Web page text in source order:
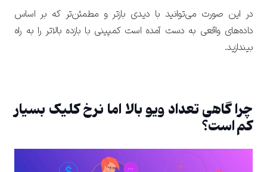
در این صورت می‌توانید با دیدی بازتر و مطمئن‌تر که بر اساس
داده‌های واقعی به دست آمده است کمپینی با بازده بالاتر را به راه
بیندازید.
چرا گاهی تعداد ویو بالا اما نرخ کلیک بسیار
کم است؟
کد ارسال شده را وارد کنید
دریافت مجدد کد:00:59
تایید کد